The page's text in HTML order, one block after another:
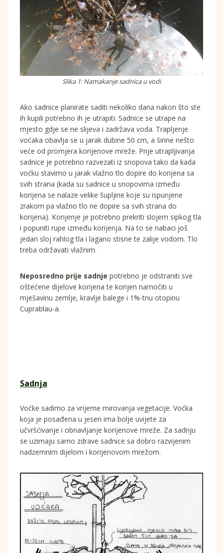
Slika 1: Namakanje sadnica u vodi
Ako sadnice planirate saditi nekoliko dana nakon što ste
ih kupili potrebno ih je utrapiti. Sadnice se utrape na
mjesto gdje se ne slijeva i zadržava voda. Trapljenje
voćaka obavlja se u jarak dubine 50 cm, a širine nešto
veće od promjera korijenove mreže. Prije utrapljivanja
sadnice je potrebno razvezati iz snopova tako da kada
voćku stavimo u jarak vlažno tlo dopire do korijena sa
svih strana (kada su sadnice u snopovima između
korijena se nalaze velike šupljine koje su ispunjene
zrakom pa vlažno tlo ne dopire sa svih strana do
korijena). Korijenje je potrebno prekriti slojem sipkog tla
i popuniti rupe između korijenja. Na to se nabaci još
jedan sloj rahlog tla i lagano stisne te zalije vodom. Tlo
treba održavati vlažnim.
Neposredno prije sadnje potrebno je odstraniti sve
oštećene dijelove korijena te korijen namočiti u
mješavinu zemlje, kravlje balege i 1%-tnu otopinu
Cuprablau-a.
Sadnja
Voćke sadimo za vrijeme mirovanja vegetacije. Voćka
koja je posađena u jesen ima bolje uvijete za
učvršćivanje i obnavljanje korijenove mreže. Za sadnju
se uzimaju samo zdrave sadnice sa dobro razvijenim
nadzemnim dijelom i korijenovom mrežom.